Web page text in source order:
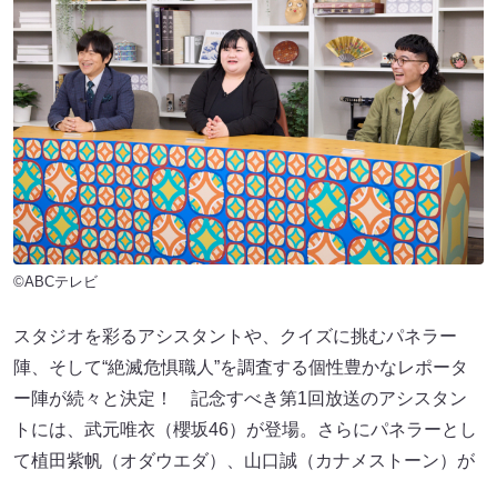
©ABCテレビ
スタジオを彩るアシスタントや、クイズに挑むパネラー
陣、そして“絶滅危惧職人”を調査する個性豊かなレポータ
ー陣が続々と決定！ 記念すべき第1回放送のアシスタン
トには、武元唯衣（櫻坂46）が登場。さらにパネラーとし
て植田紫帆（オダウエダ）、山口誠（カナメストーン）が